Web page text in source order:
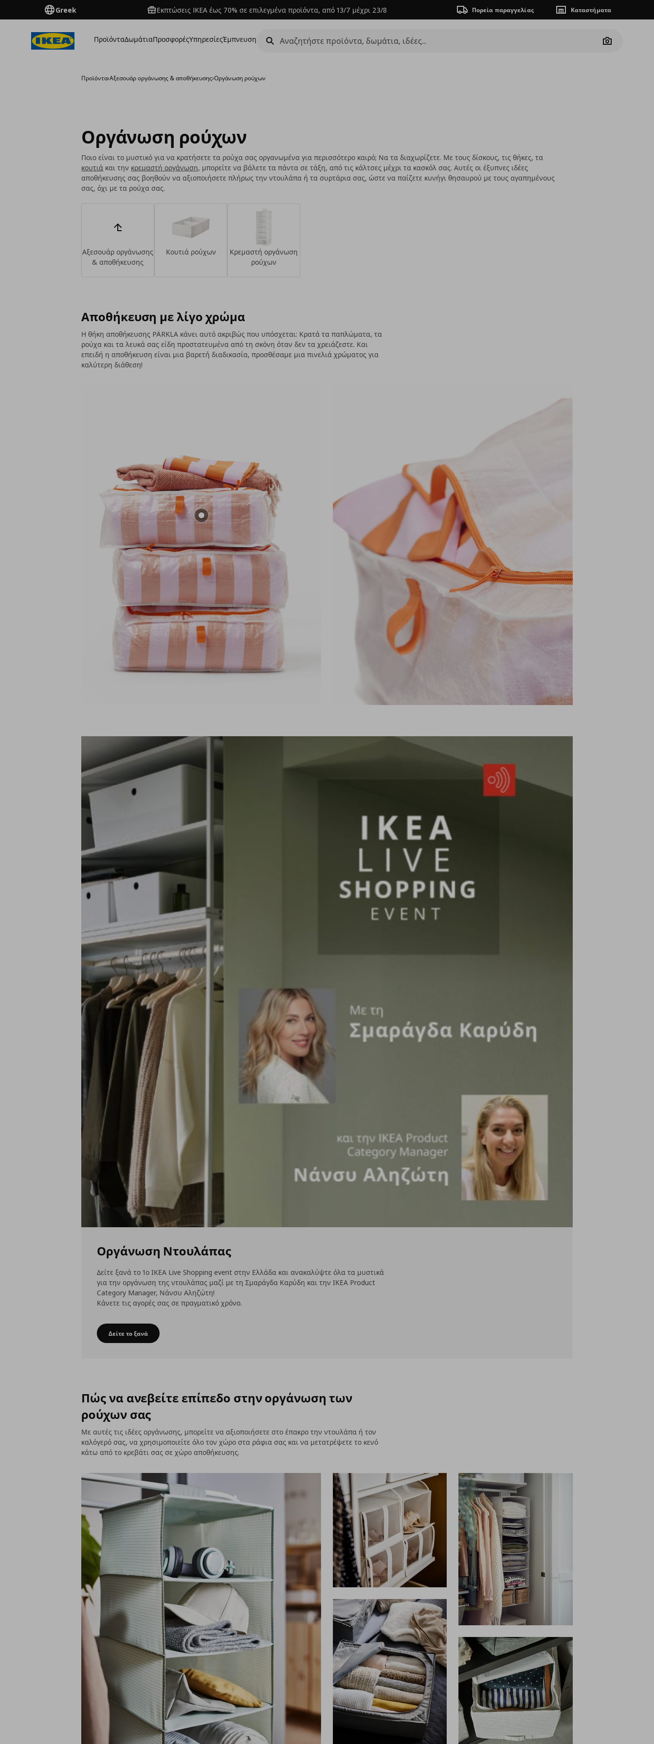
Greek Εκπτώσεις IKEA έως 70% σε επιλεγμένα προϊόντα, από 13/7 μέχρι 23/8 Πορεία παραγγελίας Καταστήματα
ΠροϊόνταΔωμάτιαΠροσφορέςΥπηρεσίεςΈμπνευση
Camera
Προϊόντα›Aξεσουάρ οργάνωσης & αποθήκευσης›Οργάνωση ρούχων
Οργάνωση ρούχων
Ποιο είναι το μυστικό για να κρατήσετε τα ρούχα σας οργανωμένα για περισσότερο καιρό; Να τα διαχωρίζετε. Με τους δίσκους, τις θήκες, τα
κουτιά και την κρεμαστή οργάνωση, μπορείτε να βάλετε τα πάντα σε τάξη, από τις κάλτσες μέχρι τα κασκόλ σας. Αυτές οι έξυπνες ιδέες
αποθήκευσης σας βοηθούν να αξιοποιήσετε πλήρως την ντουλάπα ή τα συρτάρια σας, ώστε να παίζετε κυνήγι θησαυρού με τους αγαπημένους
σας, όχι με τα ρούχα σας.
Aξεσουάρ οργάνωσης
& αποθήκευσης
Κουτιά ρούχων
Κρεμαστή οργάνωση
ρούχων
Αποθήκευση με λίγο χρώμα
Η θήκη αποθήκευσης PÄRKLA κάνει αυτό ακριβώς που υπόσχεται: Κρατά τα παπλώματα, τα
ρούχα και τα λευκά σας είδη προστατευμένα από τη σκόνη όταν δεν τα χρειάζεστε. Και
επειδή η αποθήκευση είναι μια βαρετή διαδικασία, προσθέσαμε μια πινελιά χρώματος για
καλύτερη διάθεση!
Οργάνωση Ντουλάπας
Δείτε ξανά το 1ο ΙΚΕΑ Live Shopping event στην Ελλάδα και ανακαλύψτε όλα τα μυστικά
για την οργάνωση της ντουλάπας μαζί με τη Σμαράγδα Καρύδη και την ΙΚΕΑ Product
Category Manager, Νάνσυ Αληζώτη!
Κάνετε τις αγορές σας σε πραγματικό χρόνο.
Οργάνωση Ντουλάπας
Δείτε το ξανά
Πώς να ανεβείτε επίπεδο στην οργάνωση των
ρούχων σας
Με αυτές τις ιδέες οργάνωσης, μπορείτε να αξιοποιήσετε στο έπακρο την ντουλάπα ή τον
καλόγερό σας, να χρησιμοποιείτε όλο τον χώρο στα ράφια σας και να μετατρέψετε το κενό
κάτω από το κρεβάτι σας σε χώρο αποθήκευσης.